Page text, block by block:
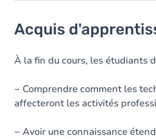
Objectifs
Contenu
Acquis
À la fin du cours, les étudiants
− Comprendre comment les
affecteront les activités
− Avoir une connaissance